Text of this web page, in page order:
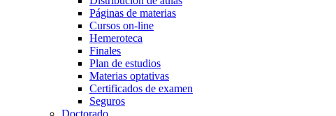
Páginas de materias
Cursos on-line
Hemeroteca
Finales
Plan de estudios
Materias optativas
Certificados de examen
Seguros
Doctorado